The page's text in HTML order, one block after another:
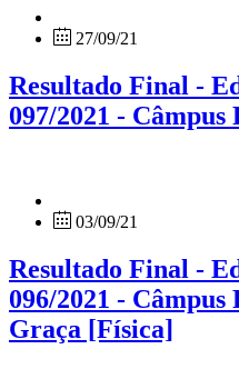
27/09/21
Resultado Final -
097/2021 - Câmpus
03/09/21
Resultado Final -
096/2021 - Câmpus
Graça [Física]